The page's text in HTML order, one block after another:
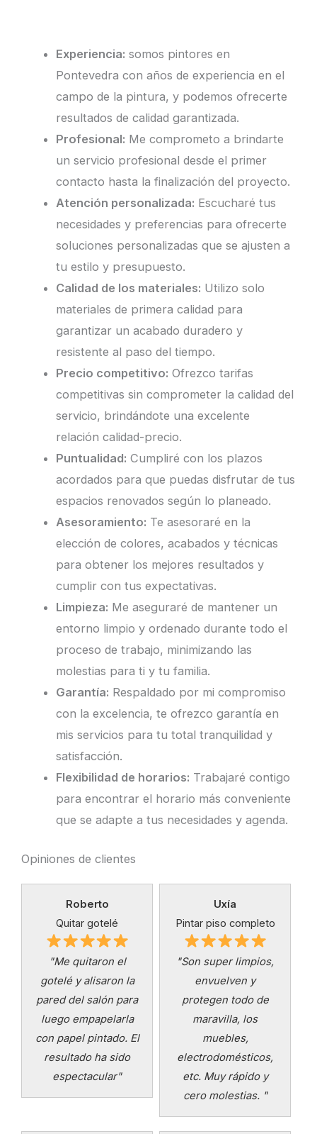
Experiencia: somos pintores en
Pontevedra con años de experiencia en el
campo de la pintura, y podemos ofrecerte
resultados de calidad garantizada.
Profesional: Me comprometo a brindarte
un servicio profesional desde el primer
contacto hasta la finalización del proyecto.
Atención personalizada: Escucharé tus
necesidades y preferencias para ofrecerte
soluciones personalizadas que se ajusten a
tu estilo y presupuesto.
Calidad de los materiales: Utilizo solo
materiales de primera calidad para
garantizar un acabado duradero y
resistente al paso del tiempo.
Precio competitivo: Ofrezco tarifas
competitivas sin comprometer la calidad del
servicio, brindándote una excelente
relación calidad-precio.
Puntualidad: Cumpliré con los plazos
acordados para que puedas disfrutar de tus
espacios renovados según lo planeado.
Asesoramiento: Te asesoraré en la
elección de colores, acabados y técnicas
para obtener los mejores resultados y
cumplir con tus expectativas.
Limpieza: Me aseguraré de mantener un
entorno limpio y ordenado durante todo el
proceso de trabajo, minimizando las
molestias para ti y tu familia.
Garantía: Respaldado por mi compromiso
con la excelencia, te ofrezco garantía en
mis servicios para tu total tranquilidad y
satisfacción.
Flexibilidad de horarios: Trabajaré contigo
para encontrar el horario más conveniente
que se adapte a tus necesidades y agenda.
Opiniones de clientes
Roberto
Quitar gotelé
"Me quitaron el
gotelé y alisaron la
pared del salón para
luego empapelarla
con papel pintado. El
resultado ha sido
espectacular"
Uxía
Pintar piso completo
"Son super limpios,
envuelven y
protegen todo de
maravilla, los
muebles,
electrodomésticos,
etc. Muy rápido y
cero molestias. "